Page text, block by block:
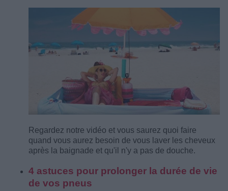
Regardez notre vidéo et vous saurez quoi faire
quand vous aurez besoin de vous laver les cheveux
après la baignade et qu'il n'y a pas de douche.
4 astuces pour prolonger la durée de vie
de vos pneus